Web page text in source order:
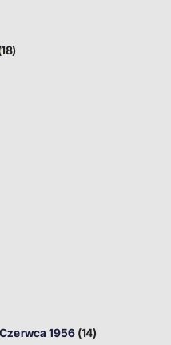
1956 (14)